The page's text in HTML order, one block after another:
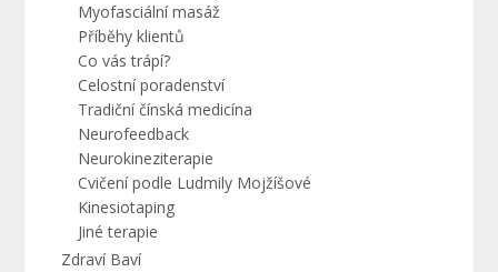
Myofasciální masáž
Příběhy klientů
Co vás trápí?
Celostní poradenství
Tradiční čínská medicína
Neurofeedback
Neurokineziterapie
Cvičení podle Ludmily Mojžíšové
Kinesiotaping
Jiné terapie
Zdraví Baví